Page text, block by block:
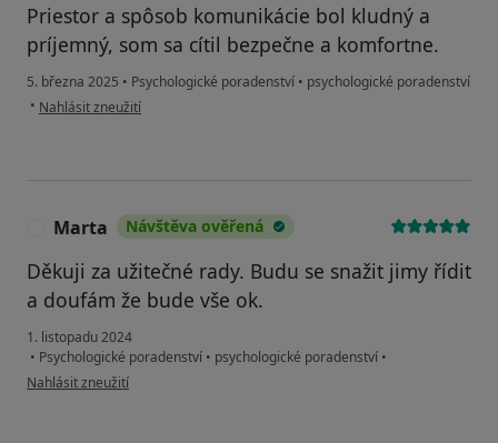
Priestor a spôsob komunikácie bol kludný a
príjemný, som sa cítil bezpečne a komfortne.
5. března 2025 • Psychologické poradenství • psychologické poradenství
• podle názoru uživatele András Asztalos
Nahlásit zneužití
Marta Návštěva ověřená
Děkuji za užitečné rady. Budu se snažit jimy řídit
a doufám že bude vše ok.
1. listopadu 2024
• Psychologické poradenství • psychologické poradenství •
podle názoru uživatele Marta
Nahlásit zneužití